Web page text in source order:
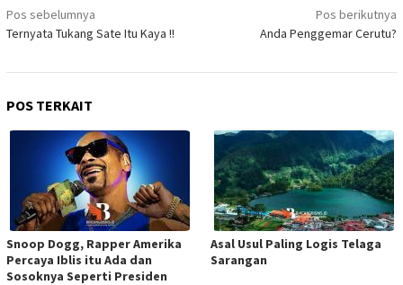
Navigasi
pos
Pos sebelumnya
Ternyata Tukang Sate Itu Kaya !!
Pos berikutnya
Anda Penggemar Cerutu?
POS TERKAIT
Snoop Dogg, Rapper Amerika
Percaya Iblis itu Ada dan
Sosoknya Seperti Presiden
Asal Usul Paling Logis Telaga
Sarangan